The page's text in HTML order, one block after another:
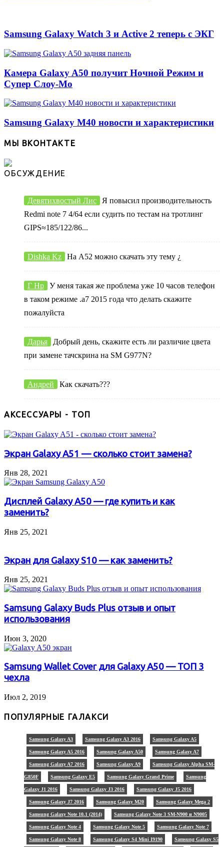
Samsung Galaxy Watch 3 и Active 2 теперь с ЭКГ
Камера Galaxy A50 получит Ночной Режим и
Супер Слоу-Мо
Samsung Galaxy M40 новости и характеристики
МЫ ВКОНТАКТЕ
ОБСУЖДЕНИЕ
Девятихвостый Лис
Я повысил производительность
Redmi note 7 4/64 если судить по тестам на тротлинг
GIPS≈185/122/86...
Dishka Kz На А52 можно скачать эту тему ¿
Г Нр
У меня такая же проблема уже 10 часов телефон
в таком режиме .а7 2015 года что делать скажите
пожалуйста
Дарья
Добрый день, скажите есть ли различие цвета
при замене тачскрина на SM G977N?
Андрей Как скачать???
АКСЕССУАРЫ - ТОП
Экран Galaxy A51 — сколько стоит замена?
Янв 28, 2021
Дисплей Galaxy A50 — где купить и как
заменить?
Янв 25, 2021
Экран для Galaxy S10 — как заменить?
Янв 25, 2021
Samsung Galaxy Buds Plus отзыв и опыт
использования
Июн 3, 2020
Samsung Wallet Cover для Galaxy A50 — ТОП 3
чехла
Июл 2, 2019
ПОПУЛЯРНЫЕ ГАЛАКСИ
Samsung Galaxy A3 Samsung Galaxy A3 2016 Samsung Galaxy A5
Samsung Galaxy A5 2016 Samsung Galaxy A50 Samsung Galaxy A7
Samsung Galaxy A7 2016 Samsung Galaxy A9 Samsung Galaxy Alpha SM-
G850F Samsung Galaxy E5 Samsung Galaxy Grand Prime Samsung
Galaxy J1 2016 Samsung Galaxy J3 2016 Samsung Galaxy J5 2016
Samsung Galaxy J7 2016 Samsung Galaxy M20 Samsung Galaxy Mega 2
Samsung Galaxy Note 10.1 (2014) Samsung Galaxy Note 3 SM-N900 и N9005
Samsung Galaxy Note 4 Samsung Galaxy Note 5 Samsung Galaxy Note 7
Samsung Galaxy Note 8 Samsung Galaxy S4 Mini I9190 Samsung Galaxy S5